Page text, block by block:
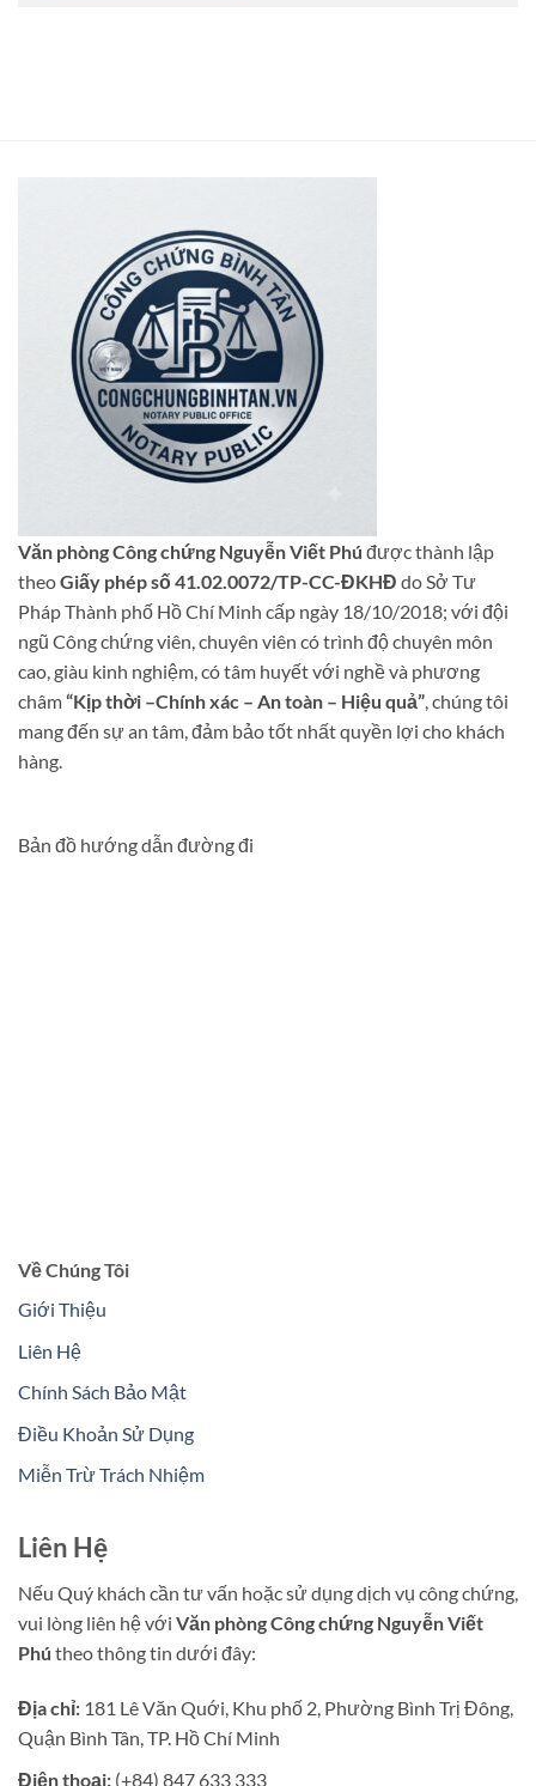
Văn phòng Công chứng Nguyễn Viết Phú được thành lập
theoGiấy phép số 41.02.0072/TP-CC-ĐKHĐ do Sở Tư
Pháp Thành phố Hồ Chí Minh cấp ngày 18/10/2018; với đội
ngũ Công chứng viên, chuyên viên có trình độ chuyên môn
cao, giàu kinh nghiệm, có tâm huyết với nghề và phương
châm“Kịp thời –Chính xác – An toàn – Hiệu quả”, chúng tôi
mang đến sự an tâm, đảm bảo tốt nhất quyền lợi cho khách
hàng.
Bản đồ hướng dẫn đường đi
Về Chúng Tôi
Giới Thiệu
Liên Hệ
Chính Sách Bảo Mật
Điều Khoản Sử Dụng
Miễn Trừ Trách Nhiệm
Liên Hệ
Nếu Quý khách cần tư vấn hoặc sử dụng dịch vụ công chứng,
vui lòng liên hệ với Văn phòng Công chứng Nguyễn Viết
Phú theo thông tin dưới đây:
Địa chỉ: 181 Lê Văn Quới, Khu phố 2, Phường Bình Trị Đông,
Quận Bình Tân, TP. Hồ Chí Minh
Điện thoại: (+84) 847 633 333